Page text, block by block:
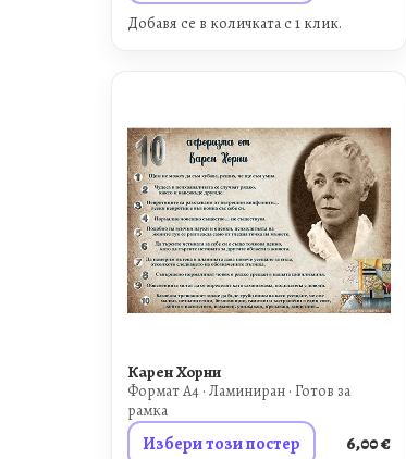
Добавя се в количката с 1 клик.
Карен Хорни
Формат A4 · Ламиниран · Готов за
рамка
Избери този постер 6,00€